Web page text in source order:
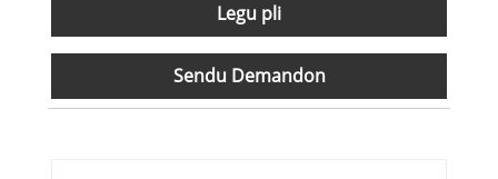
Legu pli
Sendu Demandon